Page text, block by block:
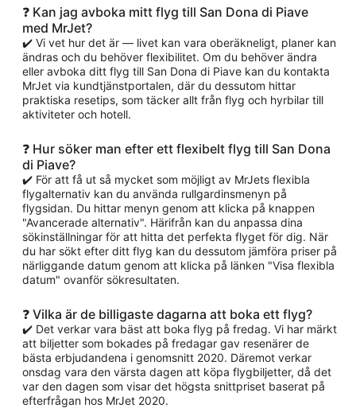
❓ Kan jag avboka mitt flyg till San Dona di Piave
med MrJet?
✔️ Vi vet hur det är — livet kan vara oberäkneligt, planer kan
ändras och du behöver flexibilitet. Om du behöver ändra
eller avboka ditt flyg till San Dona di Piave kan du kontakta
MrJet via kundtjänstportalen, där du dessutom hittar
praktiska resetips, som täcker allt från flyg och hyrbilar till
aktiviteter och hotell.
❓ Hur söker man efter ett flexibelt flyg till San Dona
di Piave?
✔️ För att få ut så mycket som möjligt av MrJets flexibla
flygalternativ kan du använda rullgardinsmenyn på
flygsidan. Du hittar menyn genom att klicka på knappen
"Avancerade alternativ". Härifrån kan du anpassa dina
sökinställningar för att hitta det perfekta flyget för dig. När
du har sökt efter ditt flyg kan du dessutom jämföra priser på
närliggande datum genom att klicka på länken "Visa flexibla
datum" ovanför sökresultaten.
❓ Vilka är de billigaste dagarna att boka ett flyg?
✔️ Det verkar vara bäst att boka flyg på fredag. Vi har märkt
att biljetter som bokades på fredagar gav resenärer de
bästa erbjudandena i genomsnitt 2020. Däremot verkar
onsdag vara den värsta dagen att köpa flygbiljetter, då det
var den dagen som visar det högsta snittpriset baserat på
efterfrågan hos MrJet 2020.